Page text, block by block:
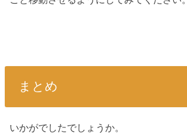
まとめ
いかがでしたでしょうか。